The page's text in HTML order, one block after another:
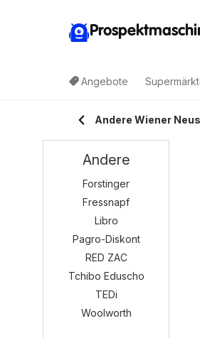
Angebote
Andere Wiener
Andere
Forstinger
Fressnapf
Libro
Pagro-Diskont
RED ZAC
Tchibo Eduscho
TEDi
Woolworth